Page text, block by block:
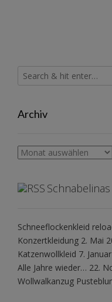
Archiv
Archiv
Schneeflockenkleid
Konzertkleidung 2. Mai
Katzenwollkleid 7.
Alle Jahre wieder… 22.
Wollwalkanzug